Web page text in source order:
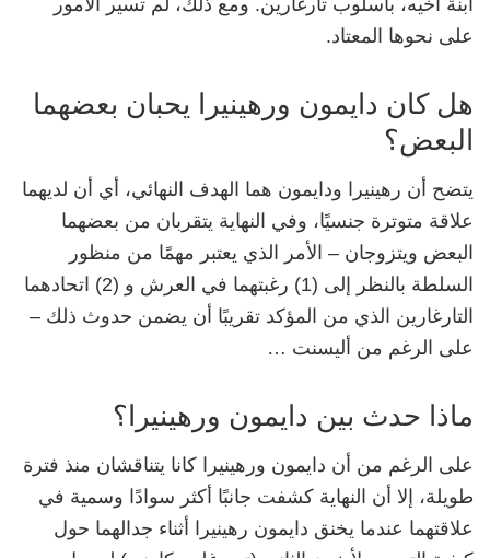
على نحوها المعتاد.
هل كان دايمون ورهينيرا يحبان بعضهما
البعض؟
يتضح أن رهينيرا ودايمون هما الهدف النهائي، أي أن لديهما
علاقة متوترة جنسيًا، وفي النهاية يتقربان من بعضهما
البعض ويتزوجان – الأمر الذي يعتبر مهمًا من منظور
السلطة بالنظر إلى (1) رغبتهما في العرش و (2) اتحادهما
التارغارين الذي من المؤكد تقريبًا أن يضمن حدوث ذلك –
على الرغم من أليسنت …
ماذا حدث بين دايمون ورهينيرا؟
على الرغم من أن دايمون ورهينيرا كانا يتناقشان منذ فترة
طويلة، إلا أن النهاية كشفت جانبًا أكثر سوادًا وسمية في
علاقتهما عندما يخنق دايمون رهينيرا أثناء جدالهما حول